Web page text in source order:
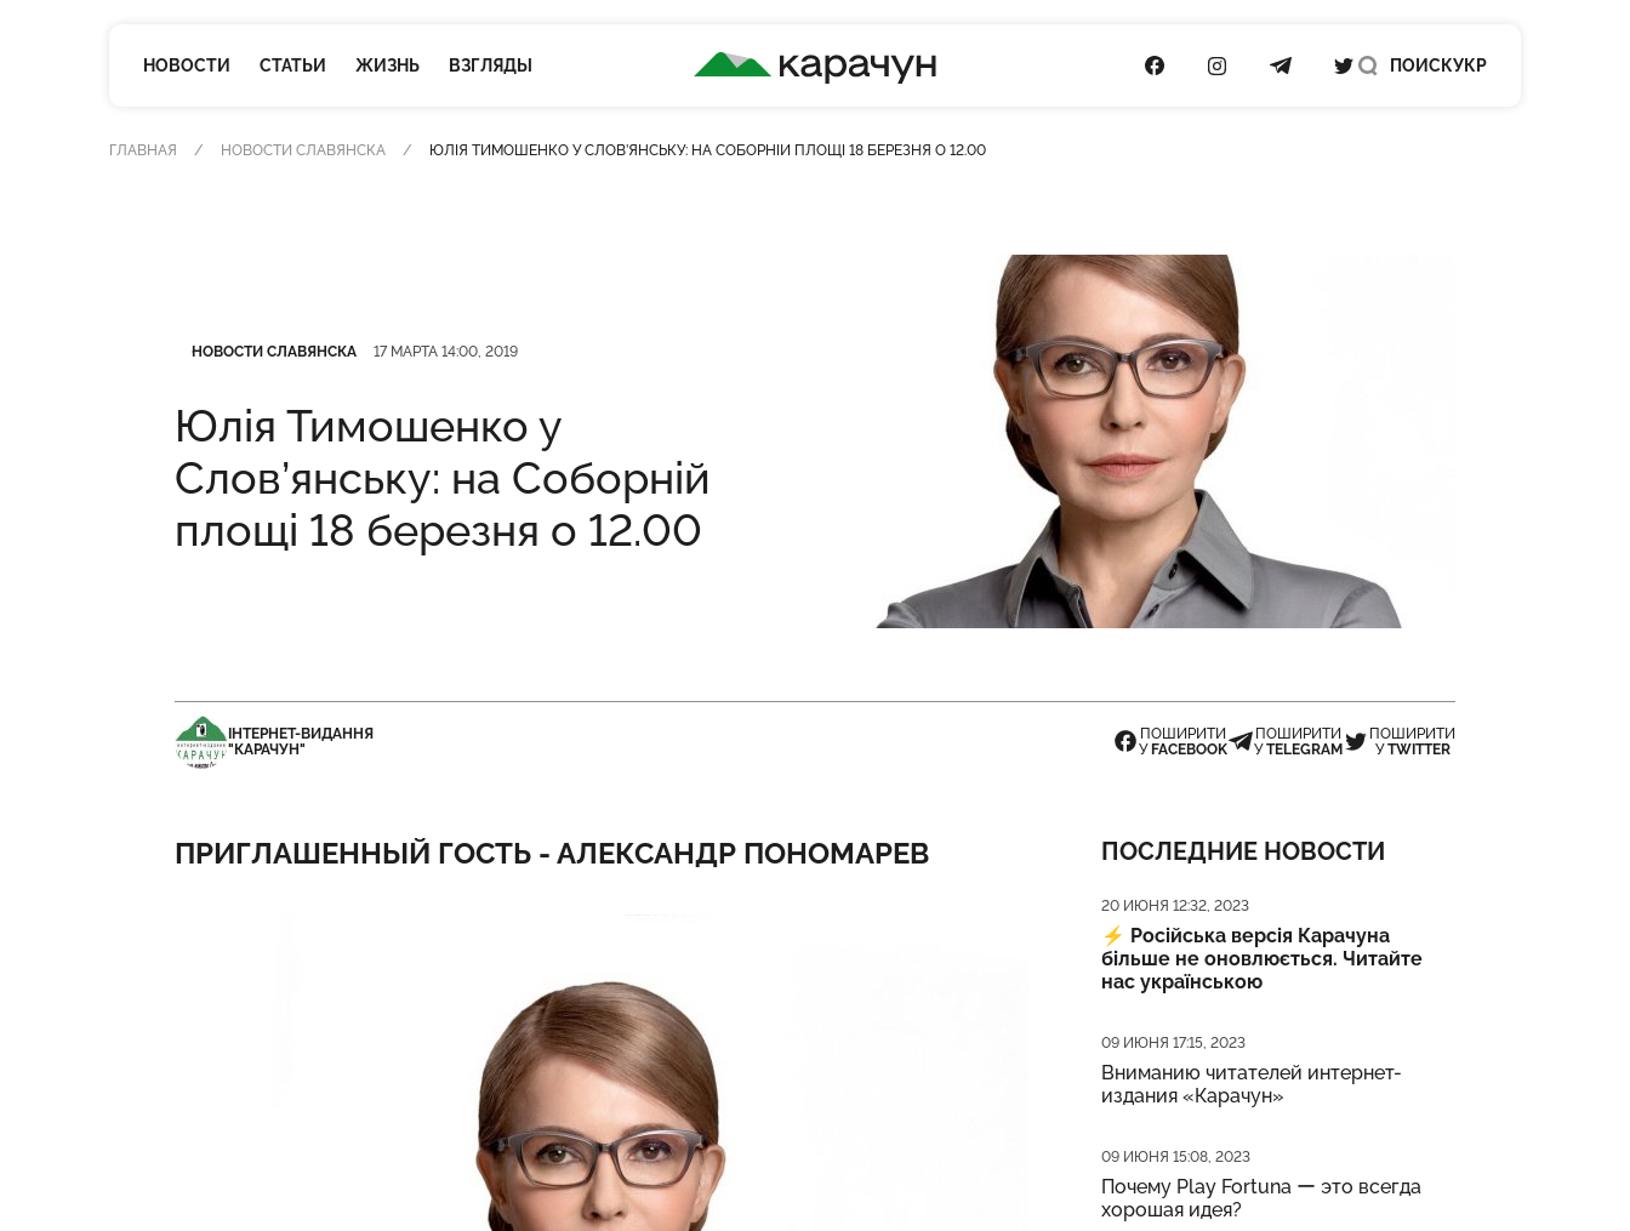
НОВОСТИ СТАТЬИ ЖИЗНЬ ВЗГЛЯДЫ
КАРАЧУН
ПОСИЛАННЯ НА FACEBOOK
ПОСИЛАННЯ НА INSTAGRAM
ПОСИЛАННЯ НА TELEGRAM
ПОСИЛАННЯ НА TWITTER
ПОИСКУКР
ГЛАВНАЯ НОВОСТИ СЛАВЯНСКА ЮЛІЯ ТИМОШЕНКО У СЛОВ’ЯНСЬКУ: НА СОБОРНІЙ ПЛОЩІ 18 БЕРЕЗНЯ О 12.00
НОВОСТИ СЛАВЯНСКА 17 МАРТА 14:00, 2019
Юлія Тимошенко у
Слов’янську: на Соборній
площі 18 березня о 12.00
ІНТЕРНЕТ-ВИДАННЯ
"КАРАЧУН"
ПОШИРИТИ
У FACEBOOK
ПОШИРИТИ
УTELEGRAM
ПОШИРИТИ
УTWITTER
ПРИГЛАШЕННЫЙ ГОСТЬ - АЛЕКСАНДР ПОНОМАРЕВ ПОСЛЕДНИЕ НОВОСТИ
Дата публикации
20 ИЮНЯ 12:32, 2023
⚡️ Російська версія Карачуна
більше не оновлюється. Читайте
нас українською
Дата публикации
09 ИЮНЯ 17:15, 2023
Вниманию читателей интернет-
издания «Карачун»
Дата публикации
09 ИЮНЯ 15:08, 2023
Почему Play Fortuna ー это всегда
хорошая идея?